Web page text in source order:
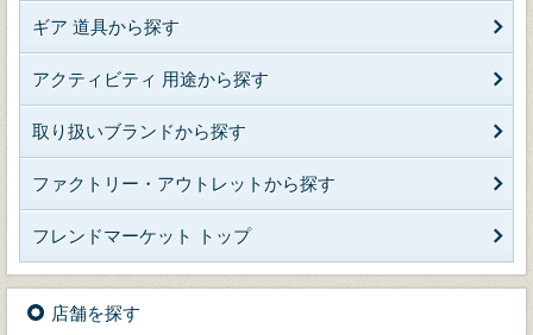
ギア 道具から探す
アクティビティ 用途から探す
取り扱いブランドから探す
ファクトリー・アウトレットから探す
フレンドマーケット トップ
店舗を探す